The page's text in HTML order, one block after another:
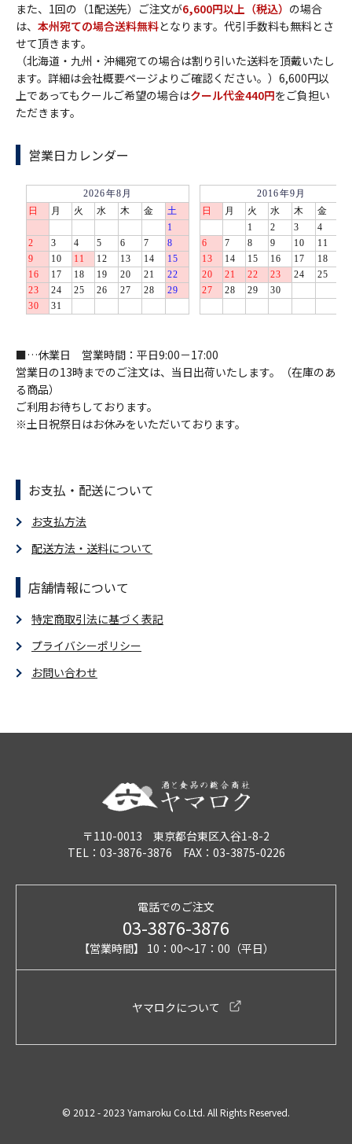
また、1回の（1配送先）ご注文が6,600円以上（税込） の場合
は、 本州宛ての場合送料無料となります。代引手数料も無料とさ
せて頂きます。
（北海道・九州・沖縄宛ての場合は割り引いた送料を頂戴いたし
ます。詳細は会社概要ページよりご確認ください。）6,600円以
上であってもクールご希望の場合はクール代金440円をご負担い
ただきます。
営業日カレンダー
■…休業日 営業時間：平日9:00－17:00
営業日の13時までのご注文は、当日出荷いたします。（在庫のあ
る商品）
ご利用お待ちしております。
※土日祝祭日はお休みをいただいております。
お支払・配送について
お支払方法
配送方法・送料について
店舗情報について
特定商取引法に基づく表記
プライバシーポリシー
お問い合わせ
〒110-0013 東京都台東区入谷1-8-2
TEL：03-3876-3876 FAX：03-3875-0226
電話でのご注文
03-3876-3876
【営業時間】 10：00～17：00（平日）
ヤマロクについて
© 2012 - 2023 Yamaroku Co.Ltd. All Rights Reserved.